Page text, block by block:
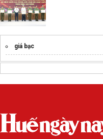
giá bạc